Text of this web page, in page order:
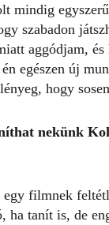
mindig
szabadon
aggódjam,
egészen új
hogy
nekünk
filmnek
ha tanít is, de